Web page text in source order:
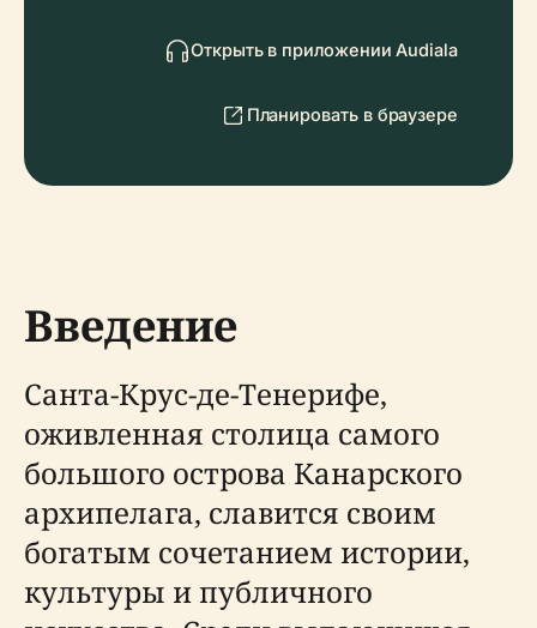
Открыть в приложении Audiala
Планировать в браузере
Введение
Санта-Крус-де-Тенерифе,
оживленная столица самого
большого острова Канарского
архипелага, славится своим
богатым сочетанием истории,
культуры и публичного